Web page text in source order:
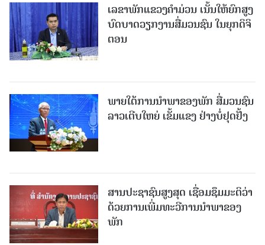
ເລຂາພັກແຂວງຄໍາມ່ວນ ເນັ້ນໃຫ້ຍົກສູງ
ບົດບາດວຽກງານສື່ມວນຊົນ ໃນຍຸກດິຈິ
ຕອນ
ພາຍໃຕ້ການນໍາພາຂອງພັກ ສື່ມວນຊົນ
ລາວເຕີບໃຫຍ່ ເຂັ້ມແຂງ ຢ່າງບໍ່ຢຸດຢັ້ງ
ສານປະຊາຊົນສູງສຸດ ເຊື່ອມຊຶມມະຕິວ່າ
ດ້ວຍການເພີ່ມທະວີການນຳພາຂອງ
ພັກ